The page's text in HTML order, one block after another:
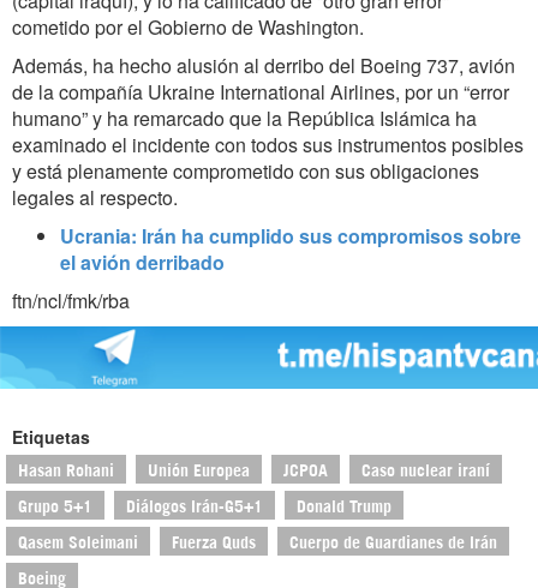
cometido por el Gobierno de Washington.
Además, ha hecho alusión al derribo del Boeing 737, avión
de la compañía Ukraine International Airlines, por un “error
humano” y ha remarcado que la República Islámica ha
examinado el incidente con todos sus instrumentos posibles
y está plenamente comprometido con sus obligaciones
legales al respecto.
Ucrania: Irán ha cumplido sus compromisos sobre
el avión derribado
ftn/ncl/fmk/rba
Etiquetas
Hasan Rohani Unión Europea JCPOA Caso nuclear iraní
Grupo 5+1 Diálogos Irán-G5+1 Donald Trump
Qasem Soleimani Fuerza Quds Cuerpo de Guardianes de Irán
Boeing